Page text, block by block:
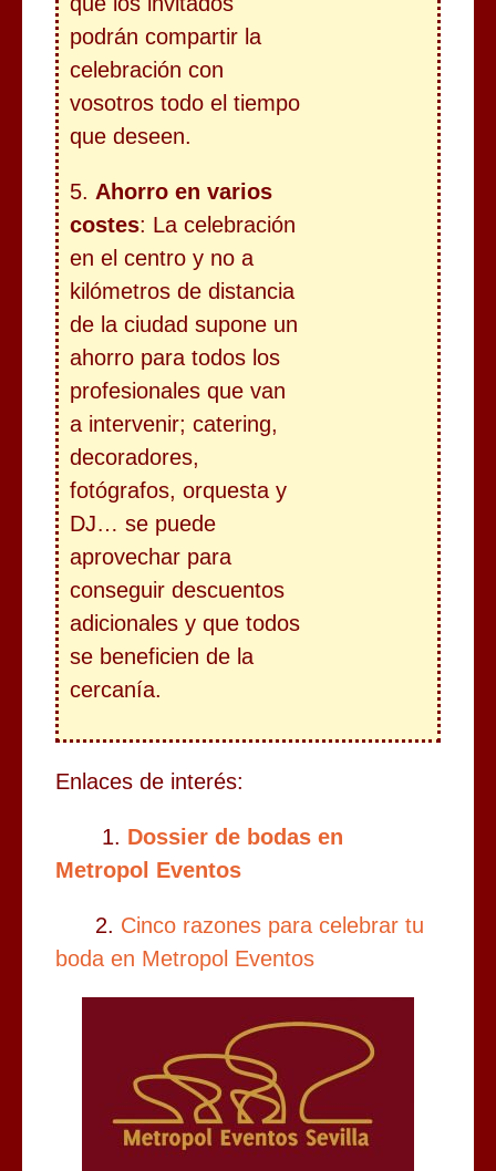
podrán compartir la
celebración con
vosotros todo el tiempo
que deseen.
5. Ahorro en varios
costes: La celebración
en el centro y no a
kilómetros de distancia
de la ciudad supone un
ahorro para todos los
profesionales que van
a intervenir; catering,
decoradores,
fotógrafos, orquesta y
DJ… se puede
aprovechar para
conseguir descuentos
adicionales y que todos
se beneficien de la
cercanía.
Enlaces de interés:
1. Dossier de bodas en
Metropol Eventos
2. Cinco razones para celebrar tu
boda en Metropol Eventos